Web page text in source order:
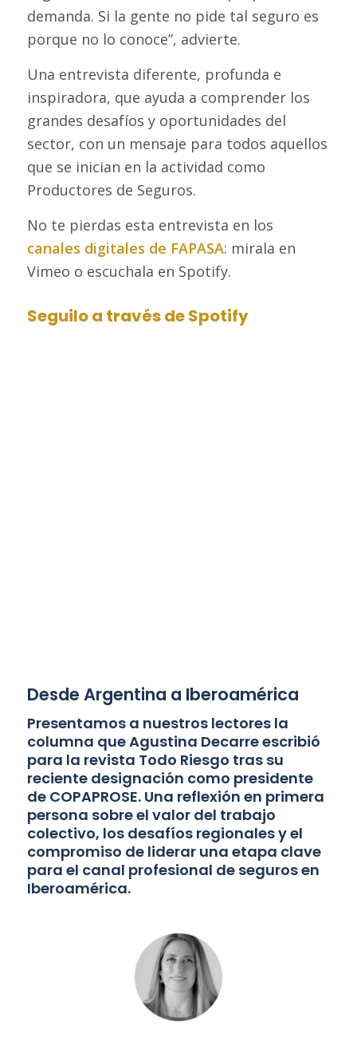
demanda. Si la gente no pide tal seguro es
porque no lo conoce”, advierte.
Una entrevista diferente, profunda e
inspiradora, que ayuda a comprender los
grandes desafíos y oportunidades del
sector, con un mensaje para todos aquellos
que se inician en la actividad como
Productores de Seguros.
No te pierdas esta entrevista en los
canales digitales de FAPASA: mirala en
Vimeo o escuchala en Spotify.
Seguilo a través de Spotify
Desde Argentina a Iberoamérica
Presentamos a nuestros lectores la
columna que Agustina Decarre escribió
para la revista Todo Riesgo tras su
reciente designación como presidente
de COPAPROSE. Una reflexión en primera
persona sobre el valor del trabajo
colectivo, los desafíos regionales y el
compromiso de liderar una etapa clave
para el canal profesional de seguros en
Iberoamérica.